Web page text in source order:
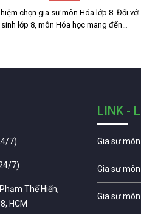
chọn gia sư môn Hóa lớp 8. Đối
sinh lớp 8, môn Hóa học mang đến…
7)
7)
Thế Hiển,
HCM
LINK -
Gia sư
Gia sư môn
Gia sư